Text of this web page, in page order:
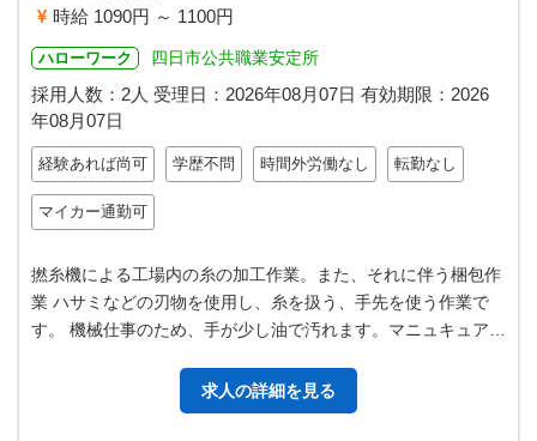
時給 1090円 ～ 1100円
ハローワーク 四日市公共職業安定所
採用人数：2人 受理日： 2026年08月07日 有効期限： 2026
年08月07日
経験あれば尚可 学歴不問 時間外労働なし 転勤なし
マイカー通勤可
撚糸機による工場内の糸の加工作業。また、それに伴う梱包作
業 ハサミなどの刃物を使用し、糸を扱う、手先を使う作業で
す。 機械仕事のため、手が少し油で汚れます。マニュキュアや
求人の詳細を見る